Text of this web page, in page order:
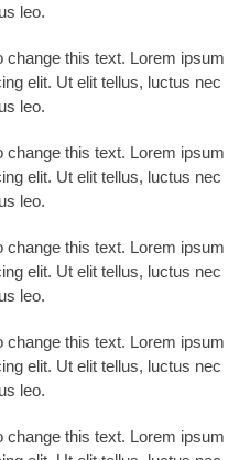
leo.
change this text. Lorem ipsum
elit. Ut elit tellus, luctus nec
leo.
change this text. Lorem ipsum
elit. Ut elit tellus, luctus nec
leo.
change this text. Lorem ipsum
elit. Ut elit tellus, luctus nec
leo.
change this text. Lorem ipsum
elit. Ut elit tellus, luctus nec
leo.
change this text. Lorem ipsum